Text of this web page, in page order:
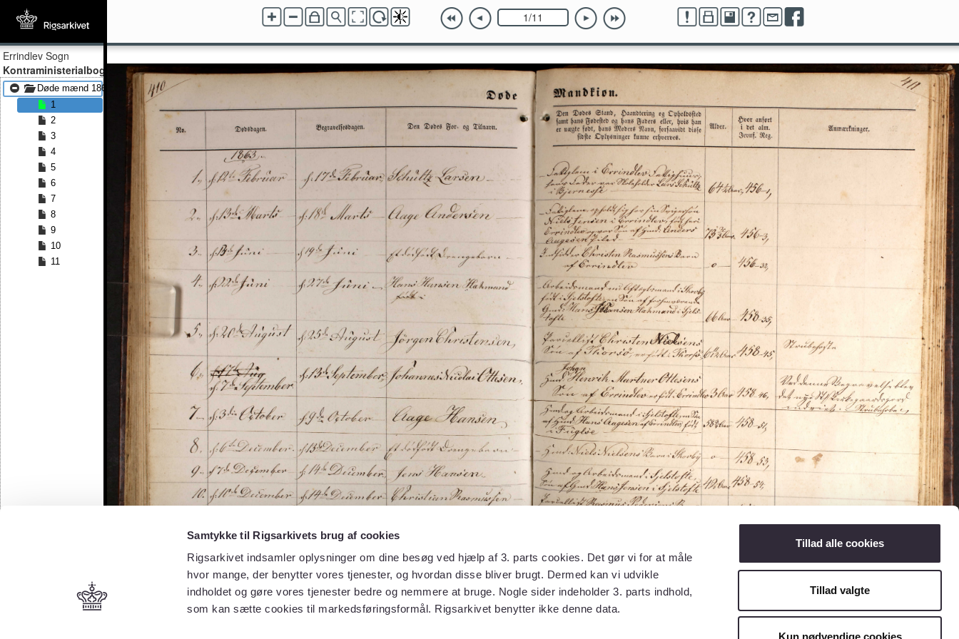
Samtykke til Rigsarkivets brug af cookies
Rigsarkivet indsamler oplysninger om dine besøg ved hjælp af 3. parts cookies. Det gør vi for at måle
hvor mange, der benytter vores tjenester, og hvordan disse bliver brugt. Dermed kan vi udvikle
indholdet og gøre vores tjenester bedre og nemmere at bruge. Nogle sider indeholder 3. parts indhold,
som kan sætte cookies til markedsføringsformål. Rigsarkivet benytter ikke denne data.
Tillad alle cookies
Tillad valgte
Kun nødvendige cookies
Errindlev Sogn
Kontraministerialbog
Døde mænd 1863 - Døde mænd 1880
1
2
3
4
5
6
7
8
9
10
11